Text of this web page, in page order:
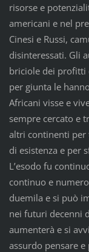
risorse e
americani e nel
Cinesi e Russi,
disinteressati. Gli
briciole dei profitti
per giunta le
Africani visse e
sempre cercato e
altri continenti per
di esistenza e per
L’esodo fu
continuo e
duemila e si può
nei futuri decenni
aumenterà e si
assurdo pensare